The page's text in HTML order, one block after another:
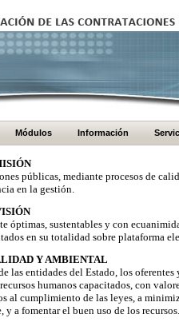
Módulos Información
públicas, mediante procesos de
en la gestión.
óptimas, sustentables y con
en su totalidad sobre plataforma
Y AMBIENTAL
las entidades del Estado, los
humanos capacitados, con
al cumplimiento de las leyes, a
a fomentar el buen uso de los recursos.